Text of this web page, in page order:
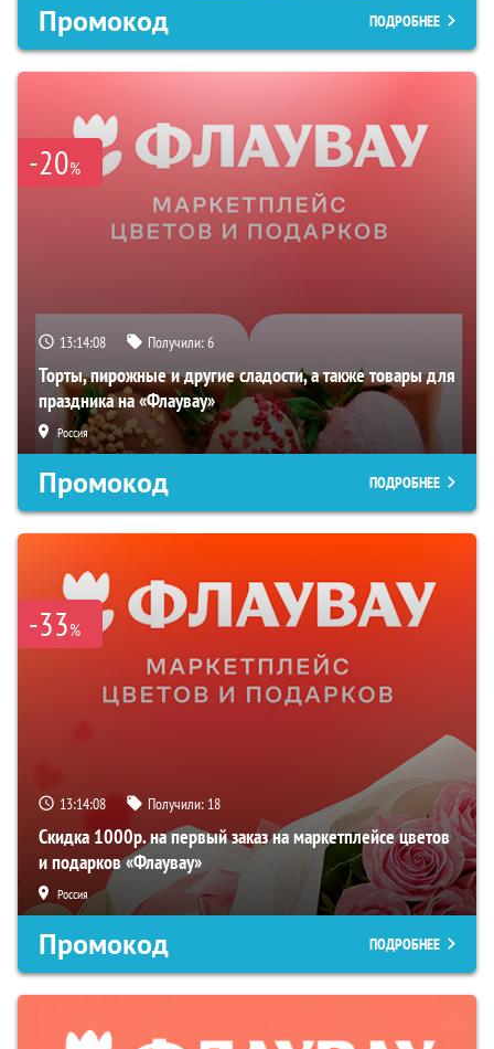
Промокод ПОДРОБНЕЕ
-20%
13:14:06 Получили:6
Торты, пирожные и другие сладости, а также товары для
праздника на «Флаувау»
Россия
Промокод ПОДРОБНЕЕ
-33%
13:14:06 Получили: 18
Скидка 1000р. на первый заказ на маркетплейсе цветов
и подарков «Флаувау»
Россия
Промокод ПОДРОБНЕЕ